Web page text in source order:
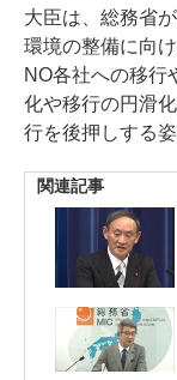
大臣は、総務省
環境の整備に向
NO各社への移行
化や移行の円滑
行を後押しする姿
関連記事